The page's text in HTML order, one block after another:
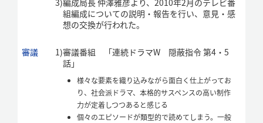
組編成についての説明・報告を行い、意見・感
想の交換が行われた。
審議 1)審議番組 「連続ドラマW 隠蔽指令 第4・5
話」
様々な要素を織り込みながら面白く仕上がってお
り、社会派ドラマ、本格的サスペンスの高い制作
力が定着しつつあると感じる
個々のエピソードが類型的で読めてしまう。一般